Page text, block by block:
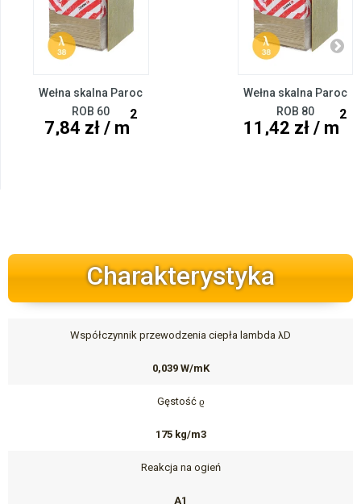
Wełna skalna Paroc
ROB 60
7,84 zł / m
2
Wełna skalna Paroc
ROB 80
11,42 zł / m
2
Charakterystyka
Współczynnik przewodzenia ciepła lambda λD
0,039 W/mK
Gęstość ϱ
175 kg/m3
Reakcja na ogień
A1